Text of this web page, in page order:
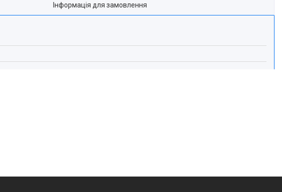
Інформація для замовлення